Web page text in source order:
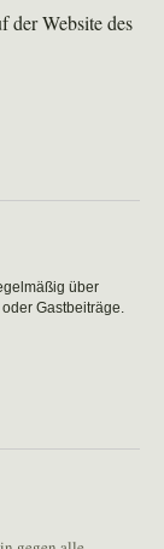
der Website des
über
Gastbeiträge.